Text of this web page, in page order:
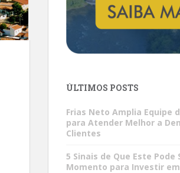
ÚLTIMOS POSTS
Frias Neto Amplia Equipe
para Atender Melhor a
Clientes
5 Sinais de Que Este Pode
Momento para Investir